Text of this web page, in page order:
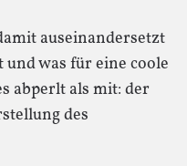
auseinandersetzt
was für eine coole
abperlt als mit: der
des